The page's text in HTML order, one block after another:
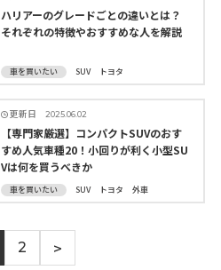
ハリアーのグレードごとの違いとは？
それぞれの特徴やおすすめな人を解説
車を買いたい SUV トヨタ
更新日 2025.06.02
【専門家厳選】コンパクトSUVのおす
すめ人気車種20！小回りが利く小型SU
Vは何を買うべきか
車を買いたい SUV トヨタ 外車
2 >